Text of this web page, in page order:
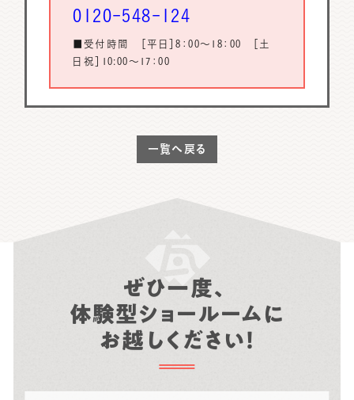
0120-548-124
■受付時間 ［平日］8：00～18：00 ［土
日祝］10:00～17：00
一覧へ戻る
ぜひ一度、
体験型ショールームに
お越しください！